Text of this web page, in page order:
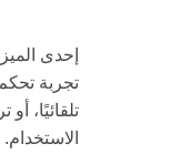
تجربة
تلقائيًا،